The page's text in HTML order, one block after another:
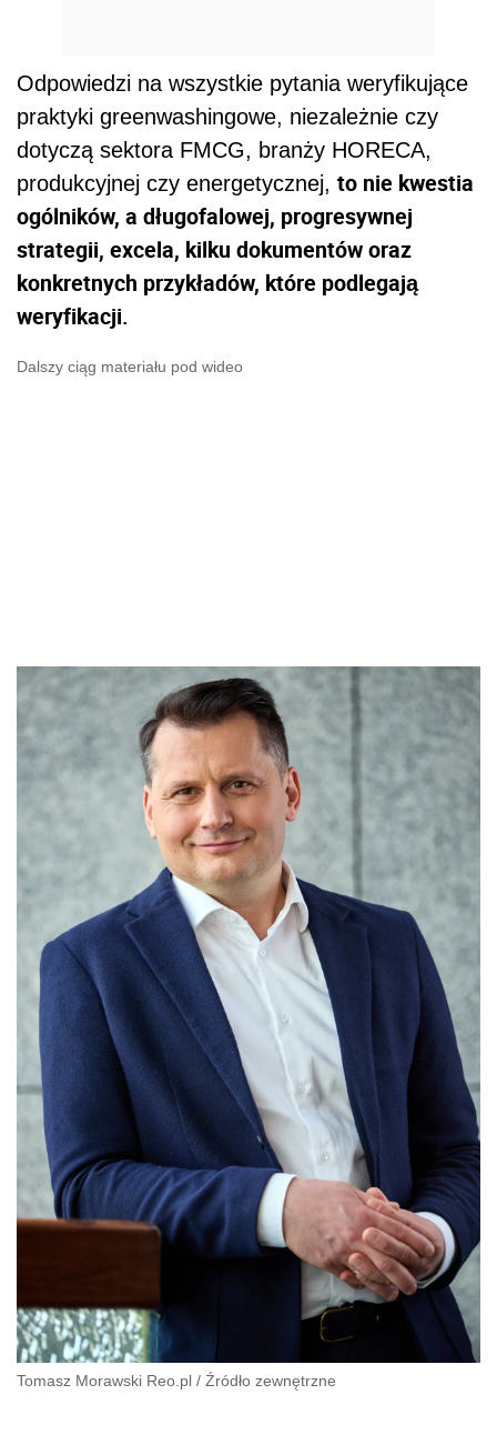
Odpowiedzi na wszystkie pytania weryfikujące
praktyki greenwashingowe, niezależnie czy
dotyczą sektora FMCG, branży HORECA,
produkcyjnej czy energetycznej, to nie kwestia
ogólników, a długofalowej, progresywnej
strategii, excela, kilku dokumentów oraz
konkretnych przykładów, które podlegają
weryfikacji.
Dalszy ciąg materiału pod wideo
Tomasz Morawski Reo.pl / Źródło zewnętrzne